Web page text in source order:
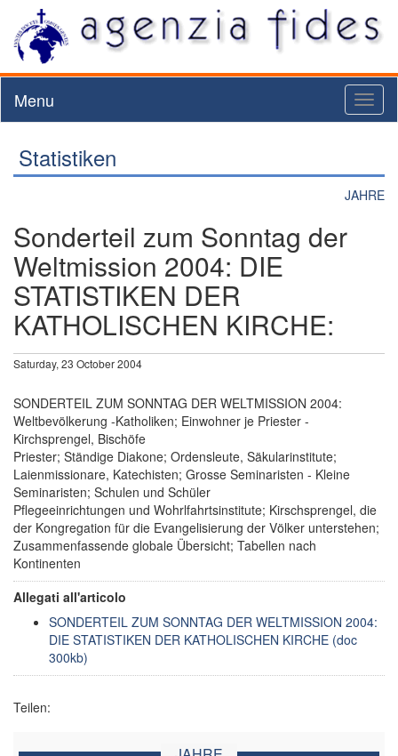
Menu
Statistiken
JAHRE
Sonderteil zum Sonntag der
Weltmission 2004: DIE
STATISTIKEN DER
KATHOLISCHEN KIRCHE:
Saturday, 23 October 2004
SONDERTEIL ZUM SONNTAG DER WELTMISSION 2004:
Weltbevölkerung -Katholiken; Einwohner je Priester -
Kirchsprengel, Bischöfe
Priester; Ständige Diakone; Ordensleute, Säkularinstitute;
Laienmissionare, Katechisten; Grosse Seminaristen - Kleine
Seminaristen; Schulen und Schüler
Pflegeeinrichtungen und Wohrlfahrtsinstitute; Kirschsprengel, die
der Kongregation für die Evangelisierung der Völker unterstehen;
Zusammenfassende globale Übersicht; Tabellen nach
Kontinenten
Allegati all'articolo
SONDERTEIL ZUM SONNTAG DER WELTMISSION 2004:
DIE STATISTIKEN DER KATHOLISCHEN KIRCHE (doc
300kb)
Teilen: